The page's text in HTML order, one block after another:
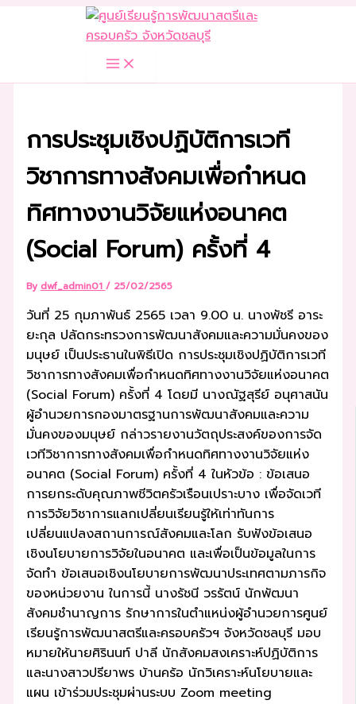
การประชุมเชิงปฏิบัติการเวที
วิชาการทางสังคมเพื่อกำหนด
ทิศทางงานวิจัยแห่งอนาคต
(Social Forum) ครั้งที่ 4
By dwf_admin01 / 25/02/2565
วันที่ 25 กุมภาพันธ์ 2565 เวลา 9.00 น. นางพัชรี อาระ
ยะกุล ปลัดกระทรวงการพัฒนาสังคมและความมั่นคงของ
มนุษย์ เป็นประธานในพิธีเปิด การประชุมเชิงปฏิบัติการเวที
วิชาการทางสังคมเพื่อกำหนดทิศทางงานวิจัยแห่งอนาคต
(Social Forum) ครั้งที่ 4 โดยมี นางณัฐสุรีย์ อนุศาสนัน
ผู้อำนวยการกองมาตรฐานการพัฒนาสังคมและความ
มั่นคงของมนุษย์ กล่าวรายงานวัตถุประสงค์ของการจัด
เวทีวิชาการทางสังคมเพื่อกำหนดทิศทางงานวิจัยแห่ง
อนาคต (Social Forum) ครั้งที่ 4 ในหัวข้อ : ข้อเสนอ
การยกระดับคุณภาพชีวิตครัวเรือนเปราะบาง เพื่อจัดเวที
การวิจัยวิชาการแลกเปลี่ยนเรียนรู้ให้เท่าทันการ
เปลี่ยนแปลงสถานการณ์สังคมและโลก รับฟังข้อเสนอ
เชิงนโยบายการวิจัยในอนาคต และเพื่อเป็นข้อมูลในการ
จัดทำ ข้อเสนอเชิงนโยบายการพัฒนาประเทศตามภารกิจ
ของหน่วยงาน ในการนี้ นางรัชนี วรรัตน์ นักพัฒนา
สังคมชำนาญการ รักษาการในตำแหน่งผู้อำนวยการศูนย์
เรียนรู้การพัฒนาสตรีและครอบครัวฯ จังหวัดชลบุรี มอบ
หมายให้นายศิรินนท์ ปาลี นักสังคมสงเคราะห์ปฏิบัติการ
และนางสาวปรียาพร บ้านคร้อ นักวิเคราะห์นโยบายและ
แผน เข้าร่วมประชุมผ่านระบบ Zoom meeting